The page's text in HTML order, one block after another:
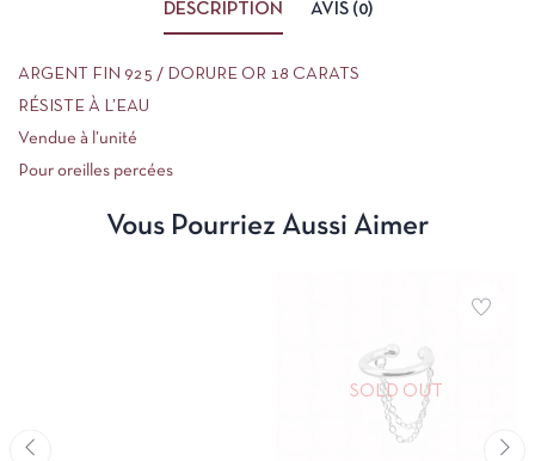
DESCRIPTION AVIS (0)
ARGENT FIN 925 / DORURE OR 18 CARATS
RÉSISTE À L’EAU
Vendue à l’unité
Pour oreilles percées
Vous Pourriez Aussi Aimer
SOLD OUT